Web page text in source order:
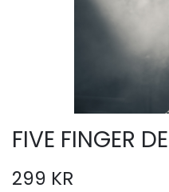
FIVE FINGER
299 KR